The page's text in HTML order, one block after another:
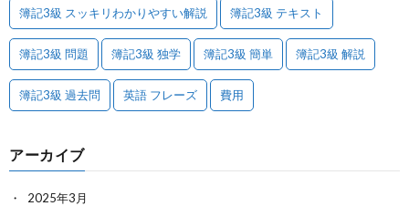
簿記3級 スッキリわかりやすい解説 簿記3級 テキスト
簿記3級 問題 簿記3級 独学 簿記3級 簡単 簿記3級 解説
簿記3級 過去問 英語 フレーズ 費用
アーカイブ
2025年3月